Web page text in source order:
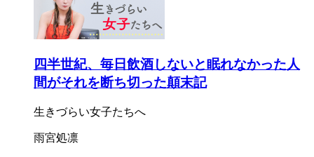
四半世紀、毎日飲酒しないと眠れなかった人
間がそれを断ち切った顛末記
生きづらい女子たちへ
雨宮処凛